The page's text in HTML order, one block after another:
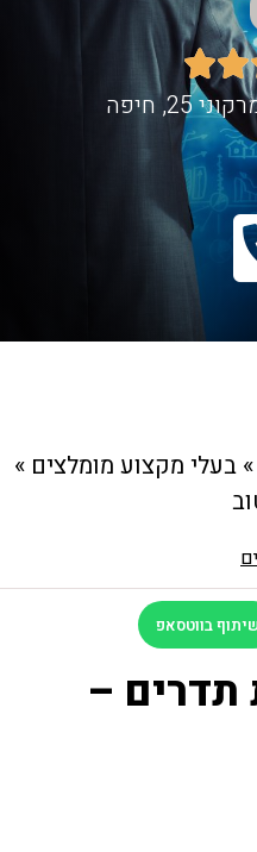


25, חיפה
» בעלי מקצוע מומלצים »
בווטסאפ
–